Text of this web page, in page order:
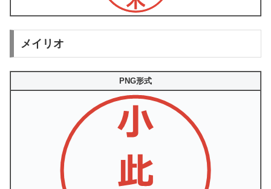
メイリオ
PNG形式